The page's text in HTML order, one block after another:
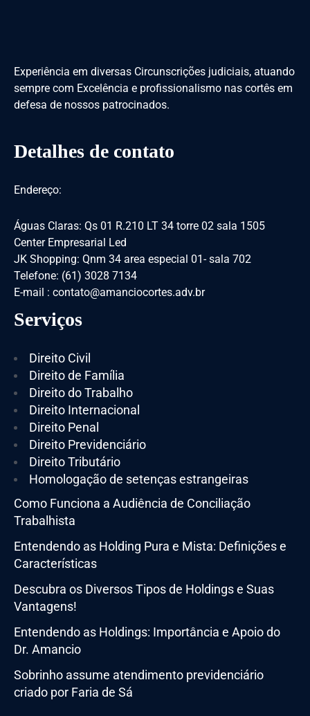
Experiência em diversas Circunscrições judiciais, atuando
sempre com Excelência e profissionalismo nas cortês em
defesa de nossos patrocinados.
Detalhes de contato
Endereço:
Águas Claras: Qs 01 R.210 LT 34 torre 02 sala 1505
Center Empresarial Led
JK Shopping: Qnm 34 area especial 01- sala 702
Telefone: (61) 3028 7134
E-mail : contato@amanciocortes.adv.br
Serviços
Direito Civil
Direito de Família
Direito do Trabalho
Direito Internacional
Direito Penal
Direito Previdenciário
Direito Tributário
Homologação de setenças estrangeiras
Como Funciona a Audiência de Conciliação
Trabalhista
Entendendo as Holding Pura e Mista: Definições e
Características
Descubra os Diversos Tipos de Holdings e Suas
Vantagens!
Entendendo as Holdings: Importância e Apoio do
Dr. Amancio
Sobrinho assume atendimento previdenciário
criado por Faria de Sá